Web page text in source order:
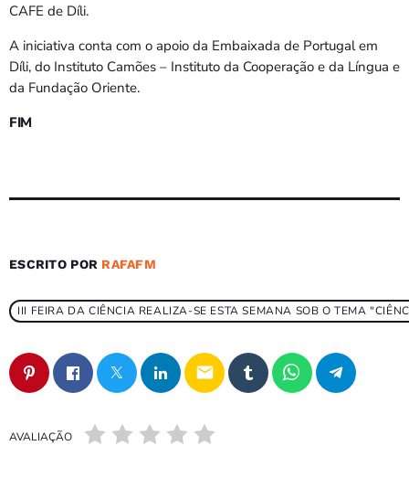
CAFE de Díli.
A iniciativa conta com o apoio da Embaixada de Portugal em
Díli, do Instituto Camões – Instituto da Cooperação e da Língua e
da Fundação Oriente.
FIM
ESCRITO POR RAFAFM
III FEIRA DA CIÊNCIA REALIZA-SE ESTA SEMANA SOB O TEMA
email
AVALIAÇÃO